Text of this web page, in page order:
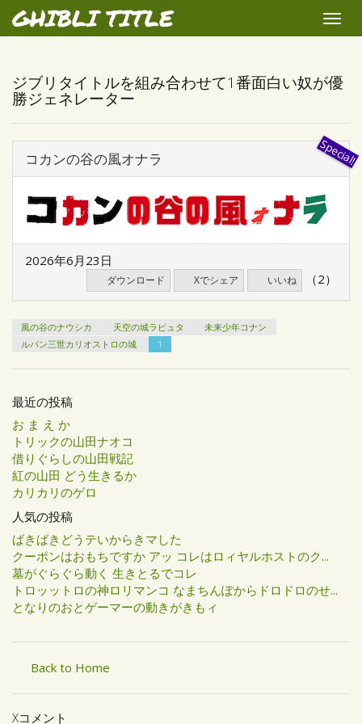
GHIBLI TITLE
Toggle
ジブリタイトルを組み合わせて1番面白い奴が優
勝ジェネレーター
コカンの谷の風オナラ
2026年6月23日
ダウンロード Xでシェア いいね （2）
風の谷のナウシカ 天空の城ラピュタ
未来少年コナン
ルパン三世カリオストロの城
1
最近の投稿
お ま え か
トリックの山田ナオコ
借りぐらしの山田戦記
紅の山田 どう生きるか
カリカリのゲロ
人気の投稿
ばきばきどうテいからきマした
クーポンはおもちですか アッ コレはロィヤルホストのク...
墓がぐらぐら動く 生きとるでコレ
トロッットロの神ロリマンコ なまちんぽからドロドロのせ...
となりのおとゲーマーの動きがきもィ
Back to Home
Xコメント